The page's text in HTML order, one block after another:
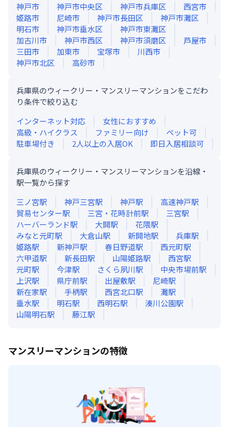
神戸市
神戸市中央区 神戸市兵庫区
西宮市
姫路市
尼崎市 神戸市長田区
神戸市灘区
明石市
神戸市垂水区
神戸市東灘区
加古川市
神戸市西区 神戸市須磨区
芦屋市
三田市
加東市 宝塚市
川西市
神戸市北区
高砂市
兵庫県のウィークリー・マンスリーマンションをこだわ
り条件で絞り込む
インターネット対応
女性におすすめ
高級・ハイクラス
ファミリー向け
ペット可
駐車場付き
2人以上の入居OK 即日入居相談可
兵庫県のウィークリー・マンスリーマンションを沿線・
駅一覧から探す
三ノ宮駅 神戸三宮駅 神戸駅 高速神戸駅
貿易センター駅 三宮・花時計前駅 三宮駅
ハーバーランド駅 大開駅 花隈駅
みなと元町駅 大倉山駅 新開地駅 兵庫駅
姫路駅 新神戸駅 春日野道駅 西元町駅
六甲道駅 新長田駅 山陽姫路駅 西宮駅
元町駅 今津駅 さくら夙川駅 中央市場前駅
上沢駅 県庁前駅 出屋敷駅 尼崎駅
新在家駅 手柄駅 西宮北口駅 灘駅
垂水駅 明石駅 西明石駅 湊川公園駅
山陽明石駅 藤江駅
マンスリーマンションの特徴